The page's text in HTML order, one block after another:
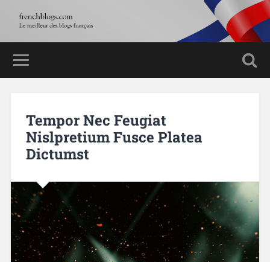
Tempor Nec Feugiat
Nislpretium Fusce Platea
Dictumst